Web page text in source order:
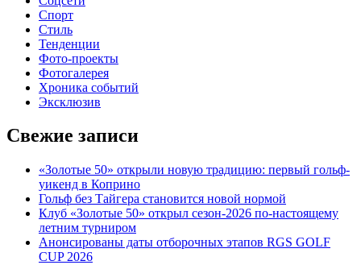
Спорт
Стиль
Тенденции
Фото-проекты
Фотогалерея
Хроника событий
Эксклюзив
Свежие записи
«Золотые 50» открыли новую традицию: первый гольф-
уикенд в Коприно
Гольф без Тайгера становится новой нормой
Клуб «Золотые 50» открыл сезон-2026 по-настоящему
летним турниром
Анонсированы даты отборочных этапов RGS GOLF
CUP 2026